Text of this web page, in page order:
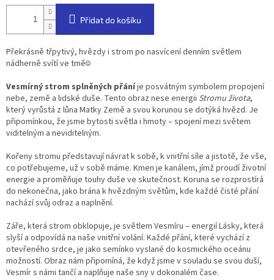
Přidat do košíku
Překrásně třpytivý, hvězdy i strom po nasvícení denním světlem
nádherně svítí ve tmě☺️
Vesmírný strom splněných přáníje posvátným symbolem propojení
nebe, země a lidské duše. Tento obraz nese energii Stromu života,
který vyrůstá z lůna Matky Země a svou korunou se dotýká hvězd. Je
připomínkou, že jsme bytosti světla i hmoty – spojení mezi světem
viditelným a neviditelným.
Kořeny stromu představují návrat k sobě, k vnitřní síle a jistotě, že vše,
co potřebujeme, už v sobě máme. Kmen je kanálem, jímž proudí životní
energie a proměňuje touhy duše ve skutečnost. Koruna se rozprostírá
do nekonečna, jako brána k hvězdným světům, kde každé čisté přání
nachází svůj odraz a naplnění.
Záře, která strom obklopuje, je světlem Vesmíru – energií Lásky, která
slyší a odpovídá na naše vnitřní volání. Každé přání, které vychází z
otevřeného srdce, je jako semínko vyslané do kosmického oceánu
možností. Obraz nám připomíná, že když jsme v souladu se svou duší,
Vesmír s námi tančí a naplňuje naše sny v dokonalém čase.